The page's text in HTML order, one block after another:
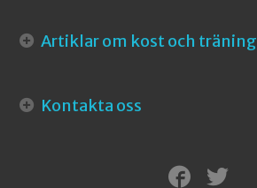
Artiklar om kost och träning
Kontakta oss